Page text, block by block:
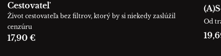
Cestovateľ
Život cestovateľa bez filtrov, ktorý by si niekedy zaslúžil
cenzúru
17,90 €
Od